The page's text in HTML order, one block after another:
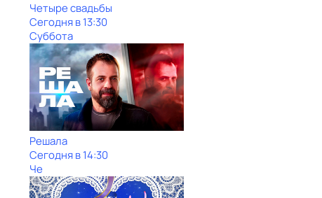
Четыре свадьбы
Сегодня в 13:30
Суббота
Решала
Сегодня в 14:30
Че